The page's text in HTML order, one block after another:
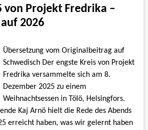
von Projekt Fredrika –
2026
Übersetzung vom Originalbeitrag auf
Schwedisch Der engste Kreis von Projekt
Fredrika versammelte sich am 8.
Dezember 2025 zu einem
Weihnachtsessen in Tölö, Helsingfors.
Kaj Arnö hielt die Rede des Abends
erreicht haben, was wir gelernt haben